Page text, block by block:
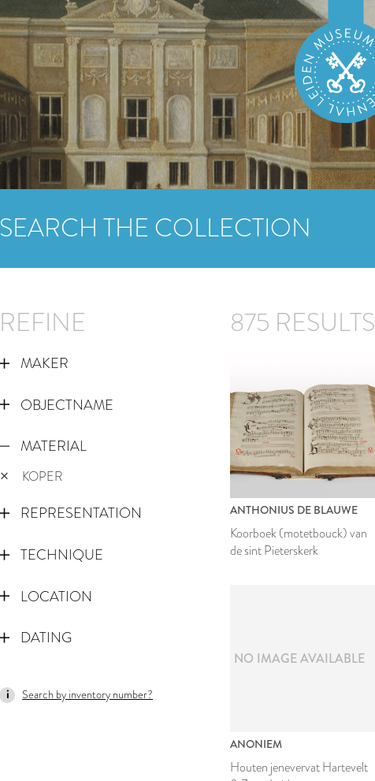
SEARCH THE COLLECTION
REFINE
MAKER
OBJECTNAME
MATERIAL
KOPER
REPRESENTATION
TECHNIQUE
LOCATION
DATING
Search by inventory number?
875 RESULTS
ANTHONIUS DE BLAUWE
Koorboek (motetbouck) van
de sint Pieterskerk
NO IMAGE AVAILABLE
ANONIEM
Houten jenevervat Hartevelt